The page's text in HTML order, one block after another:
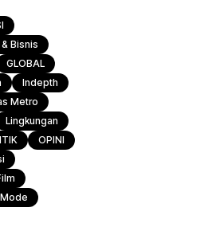
Bisnis
GLOBAL
Indepth
Metro
Lingkungan
OPINI